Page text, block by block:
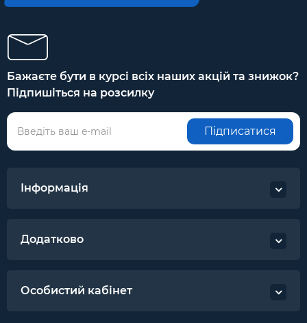
Бажаєте бути в курсі всіх наших акцій та знижок?
Підпишіться на розсилку
Підписатися
Інформація
Додатково
Особистий кабінет